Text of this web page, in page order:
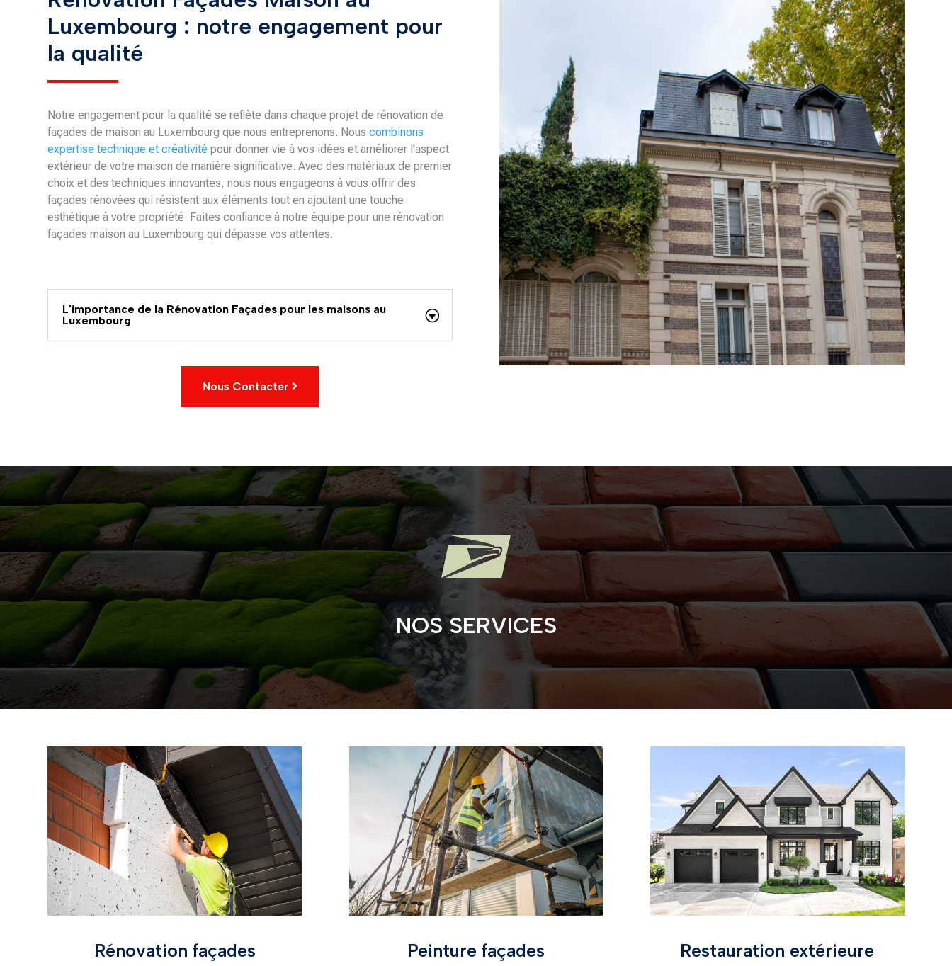
Luxembourg : notre engagement pour
la qualité
Notre engagement pour la qualité se reflète dans chaque projet de rénovation de
façades de maison au Luxembourg que nous entreprenons. Nouscombinons
expertise technique et créativité pour donner vie à vos idées et améliorer l’aspect
extérieur de votre maison de manière significative. Avec des matériaux de premier
choix et des techniques innovantes, nous nous engageons à vous offrir des
façades rénovées qui résistent aux éléments tout en ajoutant une touche
esthétique à votre propriété. Faites confiance à notre équipe pour une rénovation
façades maison au Luxembourg qui dépasse vos attentes.
L'importance de la Rénovation Façades pour les maisons au
Luxembourg
Nous Contacter

NOS SERVICES
Rénovation façades Peinture façades Restauration extérieure